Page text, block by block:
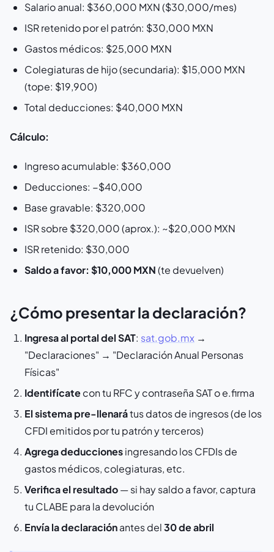
Salario anual: $360,000 MXN ($30,000/mes)
ISR retenido por el patrón: $30,000 MXN
Gastos médicos: $25,000 MXN
Colegiaturas de hijo (secundaria): $15,000 MXN
(tope: $19,900)
Total deducciones: $40,000 MXN
Cálculo:
Ingreso acumulable: $360,000
Deducciones: −$40,000
Base gravable: $320,000
ISR sobre $320,000 (aprox.): ~$20,000 MXN
ISR retenido: $30,000
Saldo a favor: $10,000 MXN(te devuelven)
¿Cómo presentar la declaración?
Ingresa al portal del SAT: sat.gob.mx →
"Declaraciones" → "Declaración Anual Personas
Físicas"
Identifícatecon tu RFC y contraseña SAT o e.firma
El sistema pre-llenarátus datos de ingresos (de los
CFDI emitidos por tu patrón y terceros)
Agrega deduccionesingresando los CFDIs de
gastos médicos, colegiaturas, etc.
Verifica el resultado— si hay saldo a favor, captura
tu CLABE para la devolución
Envía la declaraciónantes del30 de abril